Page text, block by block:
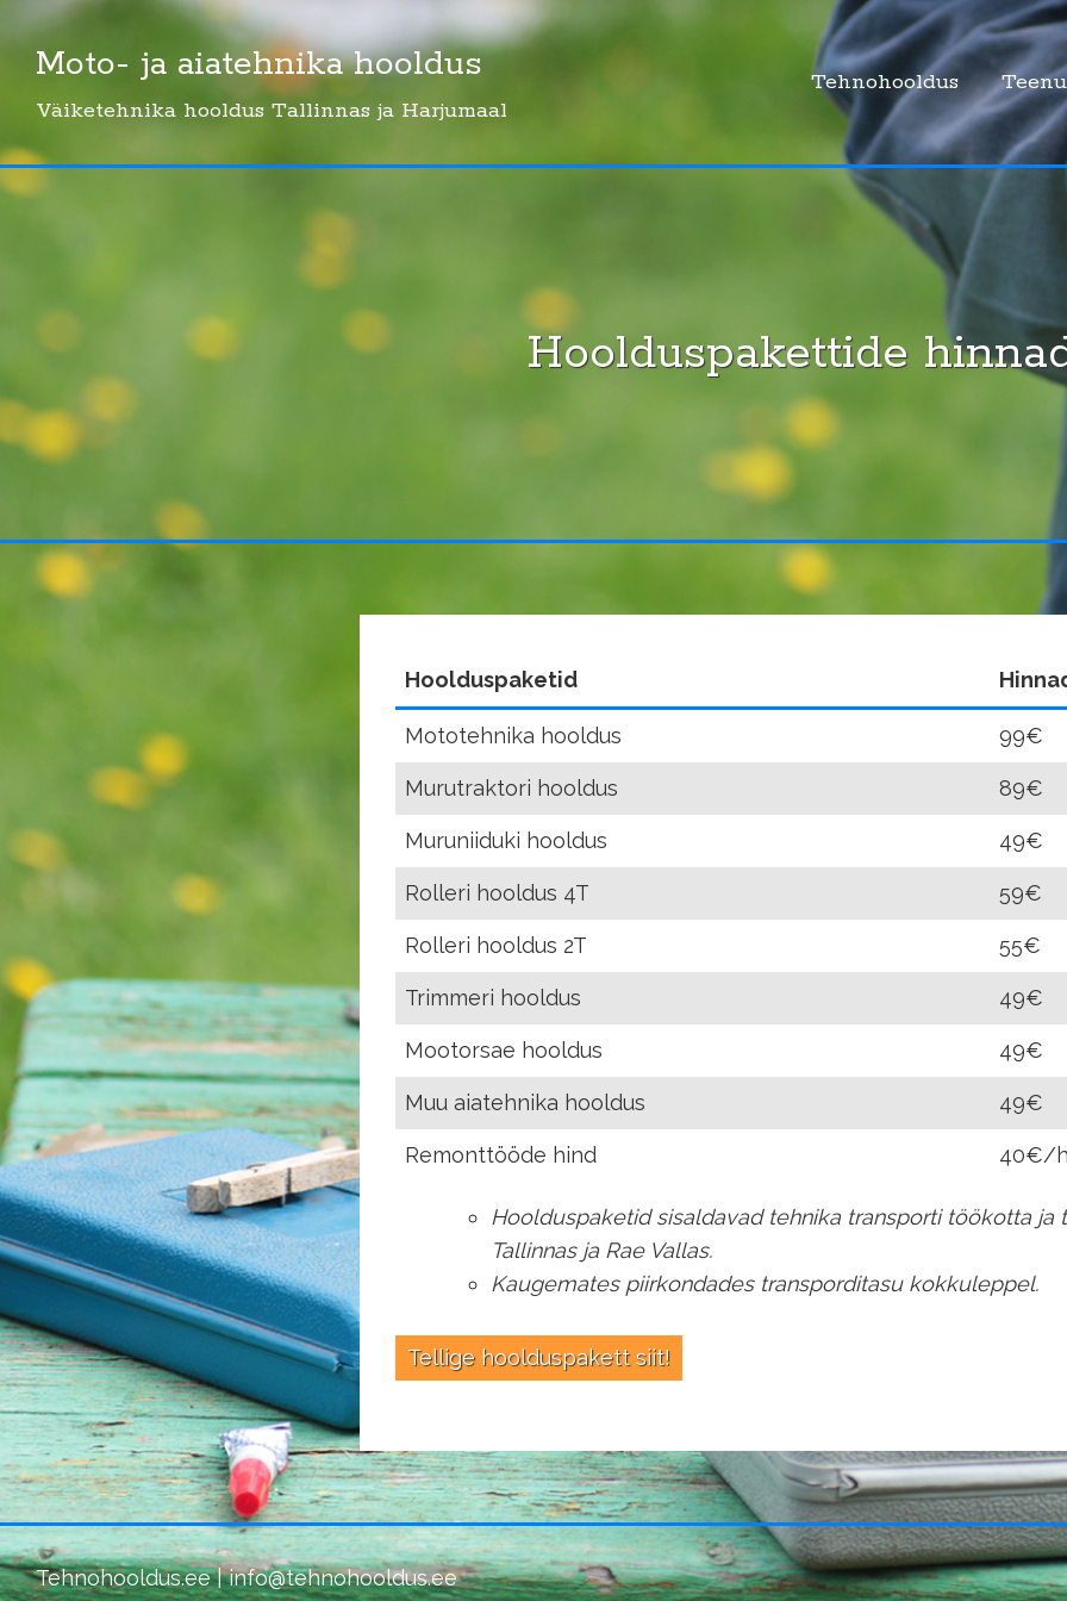
Skip
contentMoto- ja aiatehnika hooldus
Väiketehnika hooldus Tallinnas ja Harjumaal
Tehnohooldus
Hoolduspakettide
Hoolduspaketid
Mototehnika hooldus 99€
Murutraktori hooldus 89€
Muruniiduki hooldus 49€
Rolleri hooldus 4T 59€
Rolleri hooldus 2T 55€
Trimmeri hooldus 49€
Mootorsae hooldus 49€
Muu aiatehnika hooldus 49€
Remonttööde hind 40€/
Hoolduspaketid sisaldavad tehnika transporti töökotta ja
Tallinnas ja Rae Vallas.
Kaugemates piirkondades transporditasu kokkuleppel.
Tellige hoolduspakett siit!
Tehnohooldus.ee | info@tehnohooldus.ee